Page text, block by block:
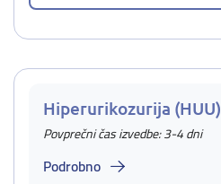
Hiperurikozurija (HUU)
Povprečni čas izvedbe: 3-4 dni
Podrobno